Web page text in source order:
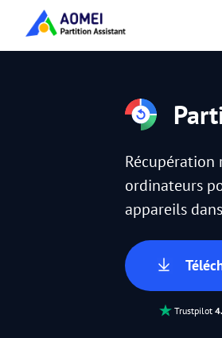
Récupération
ordinateurs
appareils
Trustpilot